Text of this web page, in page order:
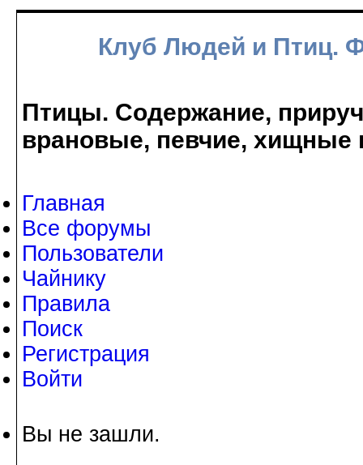
Клуб Людей и Птиц.
Птицы. Содержание,
врановые, певчие, хищные
Главная
Все форумы
Пользователи
Чайнику
Правила
Поиск
Регистрация
Войти
Вы не зашли.